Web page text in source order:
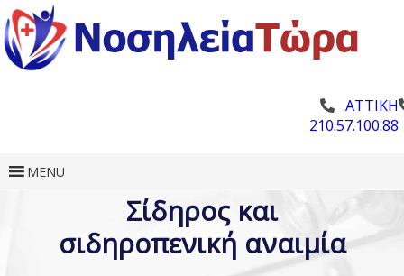
ΑΤΤΙΚΗ
210.57.100.88
MENU
Σίδηρος και
σιδηροπενική αναιμία